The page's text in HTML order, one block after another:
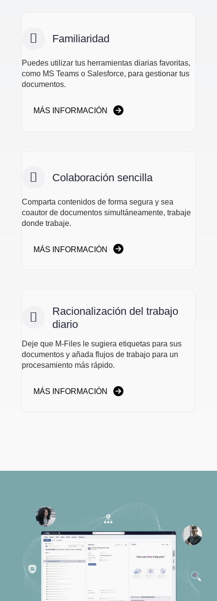
Familiaridad
Puedes utilizar tus herramientas diarias favoritas,
como MS Teams o Salesforce, para gestionar tus
documentos.
MÁS INFORMACIÓN
Colaboración sencilla
Comparta contenidos de forma segura y sea
coautor de documentos simultáneamente, trabaje
donde trabaje.
MÁS INFORMACIÓN
Racionalización del trabajo
diario
Deje que M-Files le sugiera etiquetas para sus
documentos y añada flujos de trabajo para un
procesamiento más rápido.
MÁS INFORMACIÓN